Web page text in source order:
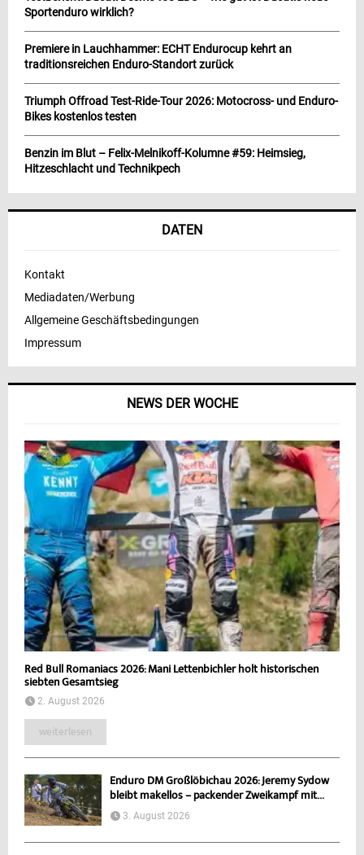
NEWS DER WOCHE
Red Bull Romaniacs 2026: Mani Lettenbichler holt historischen
siebten Gesamtsieg
2. August 2026
weiterlesen
Enduro DM Großlöbichau 2026: Jeremy Sydow
bleibt makellos – packender Zweikampf mit...
3. August 2026
Sportenduro wirklich?
Premiere in Lauchhammer: ECHT Endurocup kehrt an
traditionsreichen Enduro-Standort zurück
Triumph Offroad Test-Ride-Tour 2026: Motocross- und Enduro-
Bikes kostenlos testen
Benzin im Blut – Felix-Melnikoff-Kolumne #59: Heimsieg,
Hitzeschlacht und Technikpech
DATEN
Kontakt
Mediadaten/Werbung
Allgemeine Geschäftsbedingungen
Impressum